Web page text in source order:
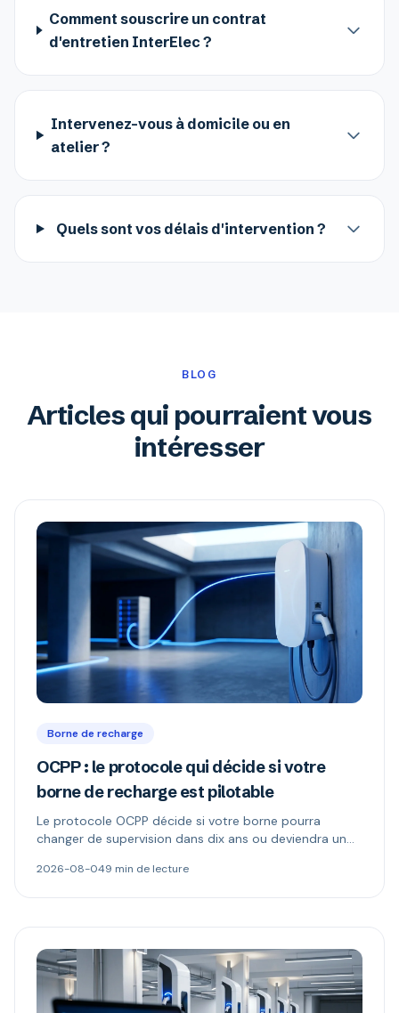
Comment souscrire un contrat
d'entretien InterElec ?
Intervenez-vous à domicile ou en
atelier ?
Quels sont vos délais d'intervention ?
BLOG
Articles qui pourraient vous
intéresser
Borne de recharge
OCPP : le protocole qui décide si votre
borne de recharge est pilotable
Le protocole OCPP décide si votre borne pourra
changer de supervision dans dix ans ou deviendra un
versions 1.6 et 2.0.1, et comment repérer une borne «
2026-08-049 min de lecture